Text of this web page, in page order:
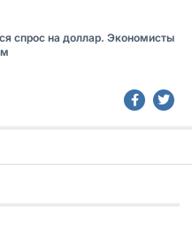
спрос на доллар. Экономисты